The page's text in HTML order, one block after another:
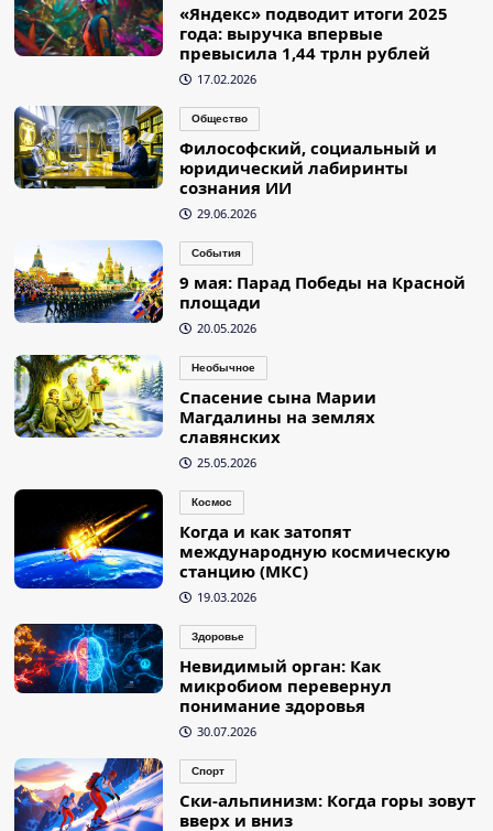
«Яндекс» подводит итоги 2025
года: выручка впервые
превысила 1,44 трлн рублей
17.02.2026
Общество
Философский, социальный и
юридический лабиринты
сознания ИИ
29.06.2026
События
9 мая: Парад Победы на Красной
площади
20.05.2026
Необычное
Спасение сына Марии
Магдалины на землях
славянских
25.05.2026
Космос
Когда и как затопят
международную космическую
станцию (МКС)
19.03.2026
Здоровье
Невидимый орган: Как
микробиом перевернул
понимание здоровья
30.07.2026
Спорт
Ски-альпинизм: Когда горы зовут
вверх и вниз